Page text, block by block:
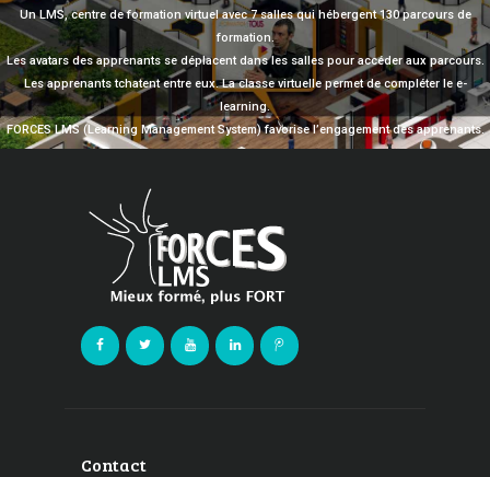
Un LMS, centre de formation virtuel avec 7 salles qui hébergent 130 parcours de
formation.
Les avatars des apprenants se déplacent dans les salles pour accéder aux parcours.
Les apprenants tchatent entre eux. La classe virtuelle permet de compléter le e-
learning.
FORCES LMS (Learning Management System) favorise l’engagement des apprenants.
Contact